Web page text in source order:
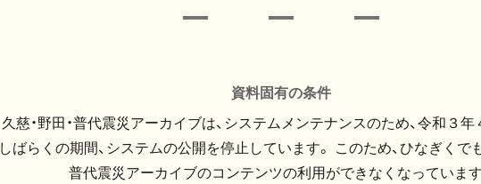
資料固有の条件
久慈・野田・普代震災アーカイブは、システムメンテナンスのため、令和３
しばらくの期間、システムの公開を停止しています。 このため、ひなぎくでも
普代震災アーカイブのコンテンツの利用ができなくなっています